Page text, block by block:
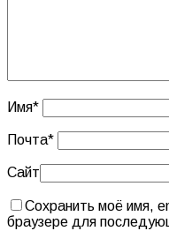
Имя*
Почта*
Сайт
Сохранить моё имя,
браузере для